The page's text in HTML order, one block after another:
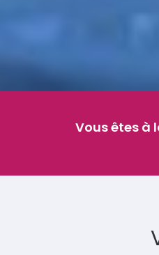
Vous êtes à